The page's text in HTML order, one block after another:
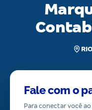
Fale com o
Para conectar você ao